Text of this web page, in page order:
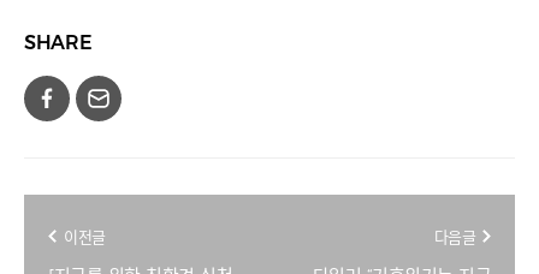
SHARE
이전글 다음글